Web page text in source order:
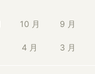
10 月 9 月
4 月 3 月